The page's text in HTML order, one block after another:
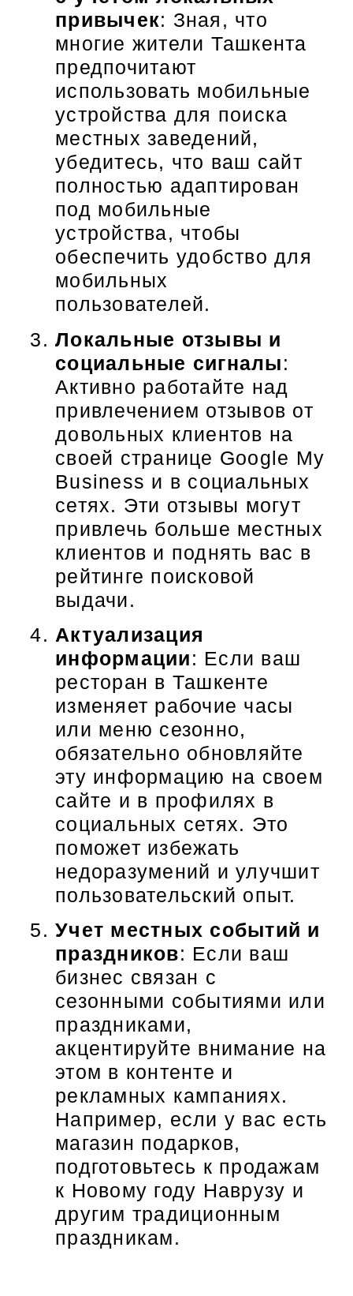
привычек: Зная, что
многие жители Ташкента
предпочитают
использовать мобильные
устройства для поиска
местных заведений,
убедитесь, что ваш сайт
полностью адаптирован
под мобильные
устройства, чтобы
обеспечить удобство для
мобильных
пользователей.
Локальные отзывы и
социальные сигналы:
Активно работайте над
привлечением отзывов от
довольных клиентов на
своей странице Google My
Business и в социальных
сетях. Эти отзывы могут
привлечь больше местных
клиентов и поднять вас в
рейтинге поисковой
выдачи.
Актуализация
информации: Если ваш
ресторан в Ташкенте
изменяет рабочие часы
или меню сезонно,
обязательно обновляйте
эту информацию на своем
сайте и в профилях в
социальных сетях. Это
поможет избежать
недоразумений и улучшит
пользовательский опыт.
Учет местных событий и
праздников: Если ваш
бизнес связан с
сезонными событиями или
праздниками,
акцентируйте внимание на
этом в контенте и
рекламных кампаниях.
Например, если у вас есть
магазин подарков,
подготовьтесь к продажам
к Новому году Наврузу и
другим традиционным
праздникам.